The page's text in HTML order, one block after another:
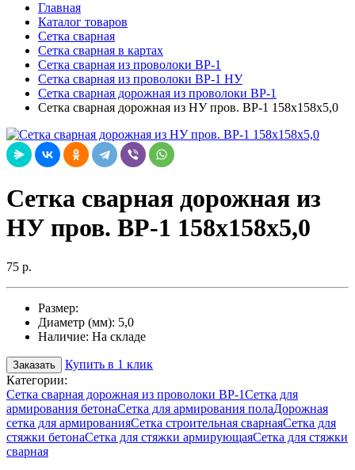
Главная
Каталог товаров
Сетка сварная
Сетка сварная в картах
Сетка сварная из проволоки ВР-1
Сетка сварная из проволоки ВР-1 НУ
Сетка сварная дорожная из проволоки ВР-1
Cетка сварная дорожная из НУ пров. ВР-1 158х158х5,0
Cетка сварная дорожная из
НУ пров. ВР-1 158х158х5,0
75 р.
Размер:
Диаметр (мм): 5,0
Наличие: На складе
Заказать
Купить в 1 клик
Категории:
Сетка сварная дорожная из проволоки ВР-1Сетка для
армирования бетонаСетка для армирования полаДорожная
сетка для армированияСетка строительная сварнаяСетка для
стяжки бетонаСетка для стяжки армирующаяСетка для стяжки
сварная